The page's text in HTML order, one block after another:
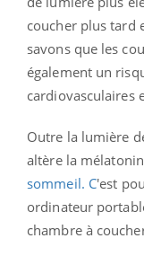
coucher plus tard
savons que les
également un
cardiovasculaires
Outre la lumière
altère la
sommeil. C'est
ordinateur
chambre à